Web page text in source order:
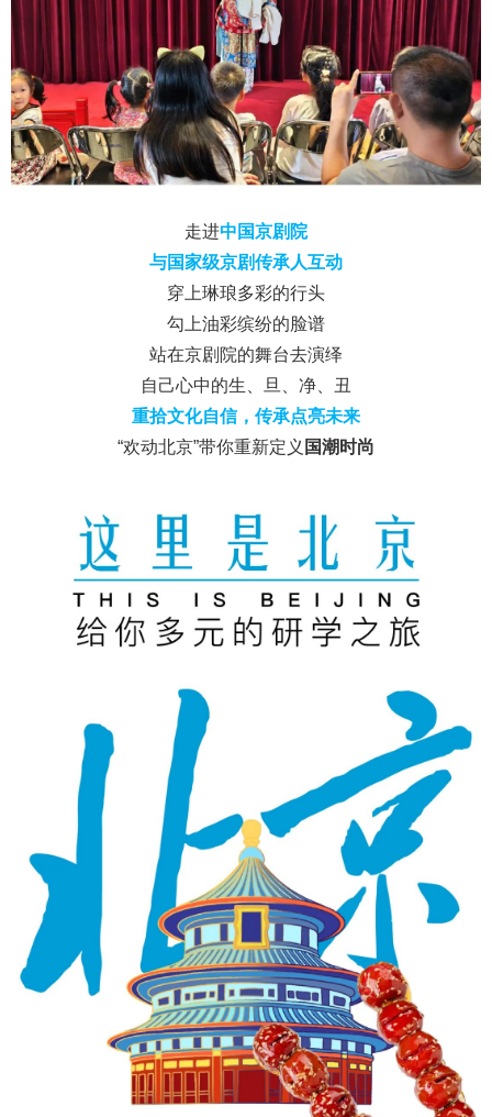
走进中国京剧院
与国家级京剧传承人互动
穿上琳琅多彩的行头
勾上油彩缤纷的脸谱
站在京剧院的舞台去演绎
自己心中的生、旦、净、丑
重拾文化自信，传承点亮未来
“欢动北京”带你重新定义 国潮时尚